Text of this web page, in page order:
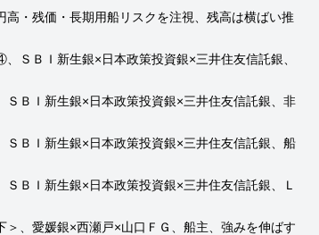
高・残価・長期用船リスクを注視、残高は横ばい推
ＳＢＩ新生銀×日本政策投資銀×三井住友信託銀、
ＳＢＩ新生銀×日本政策投資銀×三井住友信託銀、非
ＳＢＩ新生銀×日本政策投資銀×三井住友信託銀、船
ＢＩ新生銀×日本政策投資銀×三井住友信託銀、Ｌ
＞、愛媛銀×西瀬戸×山口ＦＧ、船主、強みを伸ばす